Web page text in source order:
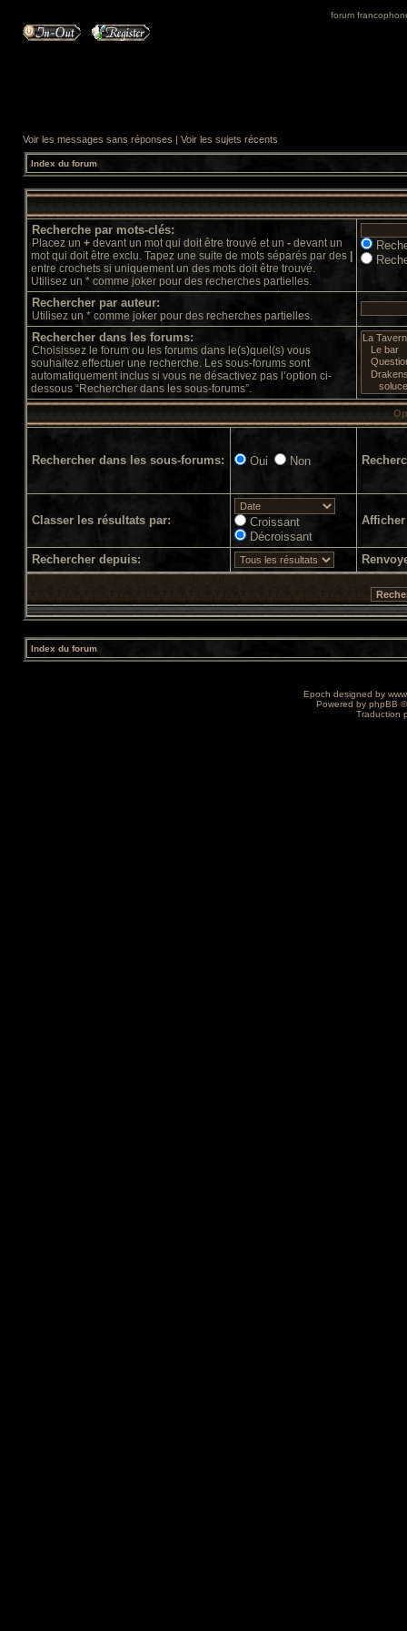
forum
Voir les messages sans réponses | Voir les sujets récents
Index du forum
Recherche par mots-clés:
Placez un + devant un mot qui doit être trouvé et un - devant un
mot qui doit être exclu. Tapez une suite de mots séparés par des
entre crochets si uniquement un des mots doit être trouvé.
Utilisez un * comme joker pour des recherches partielles.
Rechercher par auteur:
Utilisez un * comme joker pour des recherches partielles.
Rechercher dans les forums:
Choisissez le forum ou les forums dans le(s)quel(s) vous
souhaitez effectuer une recherche. Les sous-forums sont
automatiquement inclus si vous ne désactivez pas l’option ci-
dessous “Rechercher dans les sous-forums”.
Rechercher dans les sous-forums: Oui Non
Classer les résultats par:
Croissant
Décroissant
Rechercher depuis:
Index du forum
Epoch designed by
Powered by phpBB
Traduction